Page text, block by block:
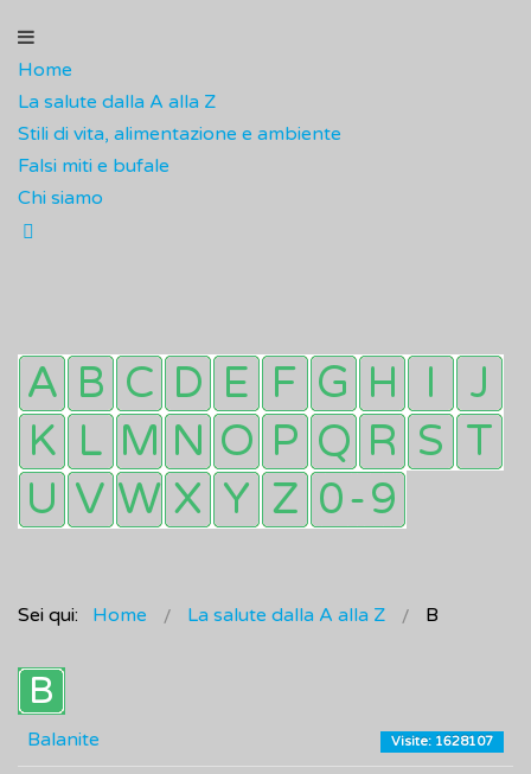
Home
La salute dalla A alla Z
Stili di vita, alimentazione e ambiente
Falsi miti e bufale
Chi siamo
Sei qui: Home La salute dalla A alla Z B
Balanite Visite: 1628107